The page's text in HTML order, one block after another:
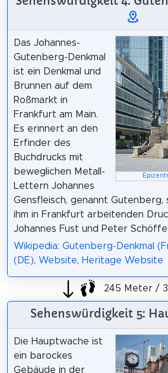
Das Johannes-
Gutenberg-Denkmal
ist ein Denkmal und
Brunnen auf dem
Roßmarkt in
Frankfurt am Main.
Es erinnert an den
Erfinder des
Buchdrucks mit
beweglichen Metall-
Lettern Johannes
Gensfleisch, genannt Gutenberg,
ihm in Frankfurt arbeitenden
Johannes Fust und Peter
Wikipedia: Gutenberg-Denkmal
(DE), Website, Heritage Website
245 Meter /
Sehenswürdigkeit 5:
Die Hauptwache ist
ein barockes
Gebäude in der